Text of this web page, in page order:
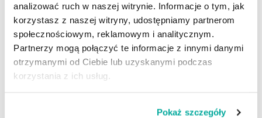
analizować ruch w naszej witrynie. Informacje o tym, jak
korzystasz z naszej witryny, udostępniamy partnerom
społecznościowym, reklamowym i analitycznym.
Partnerzy mogą połączyć te informacje z innymi danymi
otrzymanymi od Ciebie lub uzyskanymi podczas
korzystania z ich usług.
Pokaż szczegóły
granit, marmur, bazalt
trawertyn, bazalt, onyks
piaskowiec, wapień, kamień rzeczny
łupek, kwarcyt,
konglomeraty kamienne, lastriko
Dane techniczne: